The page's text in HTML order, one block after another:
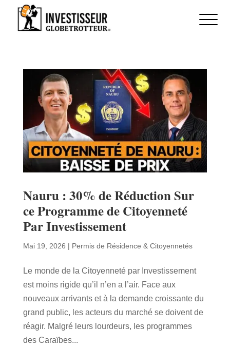
Nauru : 30% de Réduction Sur
ce Programme de Citoyenneté
Par Investissement
Mai 19, 2026 | Permis de Résidence & Citoyennetés
Le monde de la Citoyenneté par Investissement
est moins rigide qu’il n’en a l’air. Face aux
nouveaux arrivants et à la demande croissante du
grand public, les acteurs du marché se doivent de
réagir. Malgré leurs lourdeurs, les programmes
des Caraïbes...